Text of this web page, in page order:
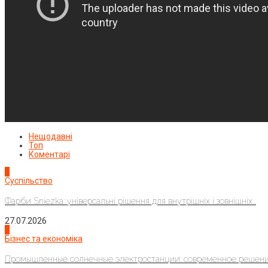
Нещодавні
Топ
Коментарі
Суспільство
Фарби Sniezka: універсальні рішення для внутрішніх і зовнішніх...
27.07.2026
Бізнес та економіка
Промышленные солнечные электростанции: современное